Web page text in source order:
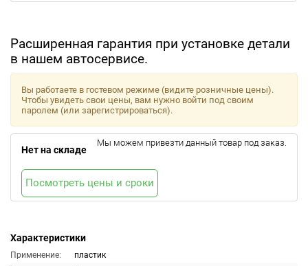
Расширенная гарантия при установке детали
в нашем автосервисе.
Характеристики
Применение:
пластик
Вы работаете в гостевом режиме (видите розничные цены).
Чтобы увидеть свои цены, вам нужно войти под своим
паролем (или зарегистрироваться).
Нет на складе
Мы можем привезти данный товар под заказ.
Посмотреть цены и сроки